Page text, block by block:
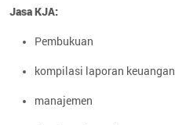
Jasa KJA:
Pembukuan
kompilasi laporan keuangan
manajemen